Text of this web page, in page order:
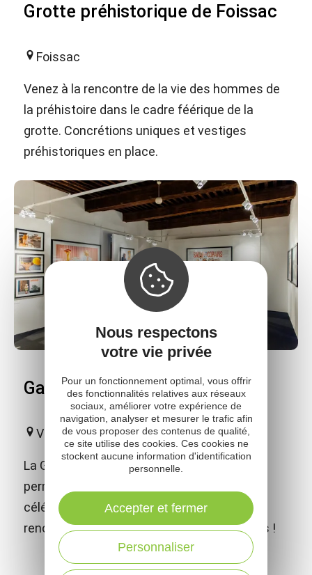
Grotte préhistorique de Foissac
Foissac
Venez à la rencontre de la vie des hommes de
la préhistoire dans le cadre féérique de la
grotte. Concrétions uniques et vestiges
préhistoriques en place.
Galerie Jean-Marie Périer
Villeneuve
La Galerie Jean-Marie Périer est l'exposition
permanente de plus de 180 clichés des
célébrités des années 1960 pris par le
renommé photographe de Salut les Copains !
Nous respectons
votre vie privée
Pour un fonctionnement optimal, vous offrir
des fonctionnalités relatives aux réseaux
sociaux, améliorer votre expérience de
navigation, analyser et mesurer le trafic afin
de vous proposer des contenus de qualité,
ce site utilise des cookies. Ces cookies ne
stockent aucune information d'identification
personnelle.
Personnaliser
Accepter et fermer